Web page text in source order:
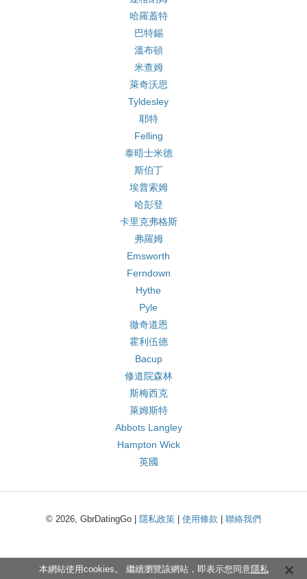
哈羅蓋特
巴特錫
溫布頓
米查姆
萊奇沃思
Tyldesley
耶特
Felling
泰晤士米德
斯伯丁
埃普索姆
哈彭登
卡里克弗格斯
弗羅姆
Emsworth
Ferndown
Hythe
Pyle
徹奇道恩
霍利伍德
Bacup
修道院森林
斯梅西克
萊姆斯特
Abbots Langley
Hampton Wick
英國
© 2026, GbrDatingGo | 隱私政策 使用條款 聯絡我們
本網站使用cookies。 繼續瀏覽該網站，即表示您同意隱私